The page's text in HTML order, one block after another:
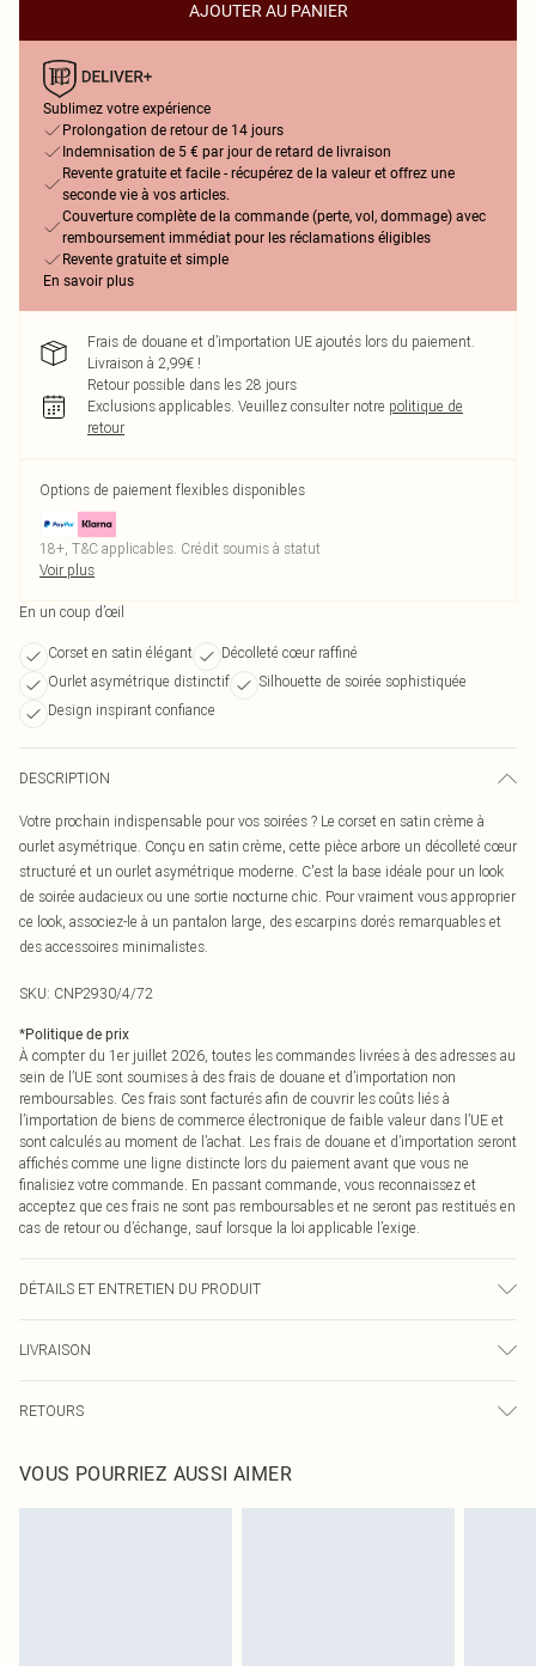
AJOUTER AU PANIER
Sublimez votre expérience
Prolongation de retour de 14 jours
Indemnisation de 5 € par jour de retard de livraison
Revente gratuite et facile - récupérez de la valeur et offrez une
seconde vie à vos articles.
Couverture complète de la commande (perte, vol, dommage) avec
remboursement immédiat pour les réclamations éligibles
Revente gratuite et simple
En savoir plus
Frais de douane et d’importation UE ajoutés lors du paiement.
Livraison à 2,99€ !
Retour possible dans les 28 jours
Exclusions applicables. Veuillez consulter notre politique de
retour
Options de paiement flexibles disponibles
18+, T&C applicables. Crédit soumis à statut
Voir plus
En un coup d’œil
Corset en satin élégant
Décolleté cœur raffiné
Ourlet asymétrique distinctif
Silhouette de soirée sophistiquée
Design inspirant confiance
DESCRIPTION
Votre prochain indispensable pour vos soirées ? Le corset en satin crème à
ourlet asymétrique. Conçu en satin crème, cette pièce arbore un décolleté cœur
structuré et un ourlet asymétrique moderne. C'est la base idéale pour un look
de soirée audacieux ou une sortie nocturne chic. Pour vraiment vous approprier
ce look, associez-le à un pantalon large, des escarpins dorés remarquables et
des accessoires minimalistes.
SKU: CNP2930/4/72
*Politique de prix
À compter du 1er juillet 2026, toutes les commandes livrées à des adresses au
sein de l’UE sont soumises à des frais de douane et d’importation non
remboursables. Ces frais sont facturés afin de couvrir les coûts liés à
l’importation de biens de commerce électronique de faible valeur dans l’UE et
sont calculés au moment de l’achat. Les frais de douane et d’importation seront
affichés comme une ligne distincte lors du paiement avant que vous ne
finalisiez votre commande. En passant commande, vous reconnaissez et
acceptez que ces frais ne sont pas remboursables et ne seront pas restitués en
cas de retour ou d’échange, sauf lorsque la loi applicable l’exige.
DÉTAILS ET ENTRETIEN DU PRODUIT
déteindre.
LIVRAISON
Livraison express France
Jusqu'à 2-3 jours ouvrables
RETOURS
pour nous retourner un article.
Veuillez noter que nous ne pouvons pas rembourser les masques tendance, les
VOUS POURRIEZ AUSSI AIMER